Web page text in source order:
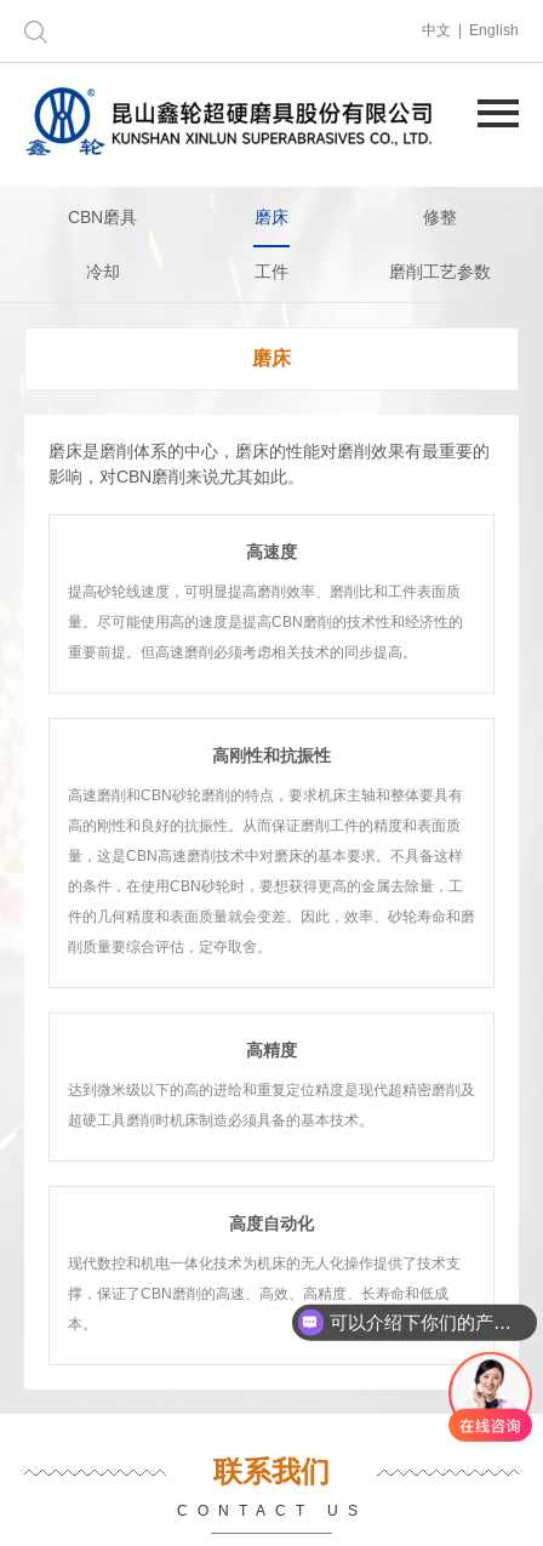
中文 | English
CBN磨具 磨床 修整
冷却 工件 磨削工艺参数
磨床
磨床是磨削体系的中心，磨床的性能对磨削效果有最重要的
影响，对CBN磨削来说尤其如此。
高速度
提高砂轮线速度，可明显提高磨削效率、磨削比和工件表面质
量。尽可能使用高的速度是提高CBN磨削的技术性和经济性的
重要前提。但高速磨削必须考虑相关技术的同步提高。
高刚性和抗振性
高速磨削和CBN砂轮磨削的特点，要求机床主轴和整体要具有
高的刚性和良好的抗振性。从而保证磨削工件的精度和表面质
量，这是CBN高速磨削技术中对磨床的基本要求。不具备这样
的条件，在使用CBN砂轮时，要想获得更高的金属去除量，工
件的几何精度和表面质量就会变差。因此，效率、砂轮寿命和磨
削质量要综合评估，定夺取舍。
高精度
达到微米级以下的高的进给和重复定位精度是现代超精密磨削及
超硬工具磨削时机床制造必须具备的基本技术。
高度自动化
现代数控和机电一体化技术为机床的无人化操作提供了技术支
撑，保证了CBN磨削的高速、高效、高精度、长寿命和低成
本。
联系我们
CONTACT US
可以介绍下你们的产品么